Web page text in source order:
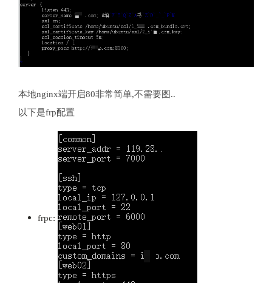
本地nginx端开启80非常简单,不需要图..
以下是frp配置
frpc: